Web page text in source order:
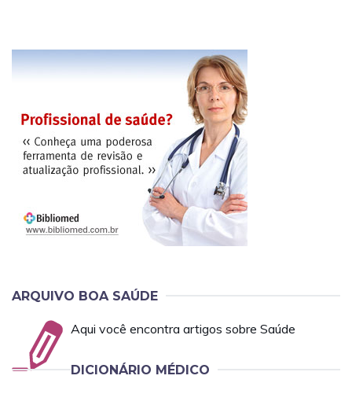
ARQUIVO BOA SAÚDE
Aqui você encontra artigos sobre Saúde
DICIONÁRIO MÉDICO